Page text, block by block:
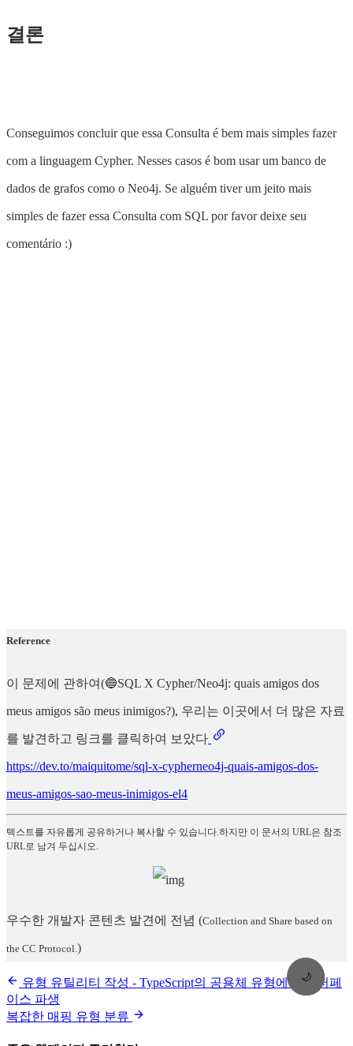
🌙
결론
Conseguimos concluir que essa Consulta é bem mais simples fazer
com a linguagem Cypher. Nesses casos é bom usar um banco de
dados de grafos como o Neo4j. Se alguém tiver um jeito mais
simples de fazer essa Consulta com SQL por favor deixe seu
comentário :)
Reference
이 문제에 관하여(🔵SQL X Cypher/Neo4j: quais amigos dos
meus amigos são meus inimigos?), 우리는 이곳에서 더 많은 자료
를 발견하고 링크를 클릭하여 보았다
https://dev.to/maiquitome/sql-x-cypherneo4j-quais-amigos-dos-
meus-amigos-sao-meus-inimigos-el4
텍스트를 자유롭게 공유하거나 복사할 수 있습니다.하지만 이 문서의 URL은 참조
URL로 남겨 두십시오.
우수한 개발자 콘텐츠 발견에 전념 (Collection and Share based on
the CC Protocol. )
유형 유틸리티 작성 - TypeScript의 공용체 유형에서 인터페
이스 파생
복잡한 매핑 유형 분류